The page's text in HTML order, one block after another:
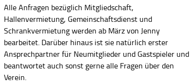
Alle Anfragen bezüglich Mitgliedschaft,
Hallenvermietung, Gemeinschaftsdienst und
Schrankvermietung werden ab März von Jenny
bearbeitet. Darüber hinaus ist sie natürlich erster
Ansprechpartner für Neumitglieder und Gastspieler und
beantwortet auch sonst gerne alle Fragen über den
Verein.